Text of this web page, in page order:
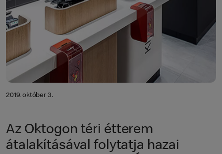
2019. október 3.
Az Oktogon téri étterem
átalakításával folytatja hazai